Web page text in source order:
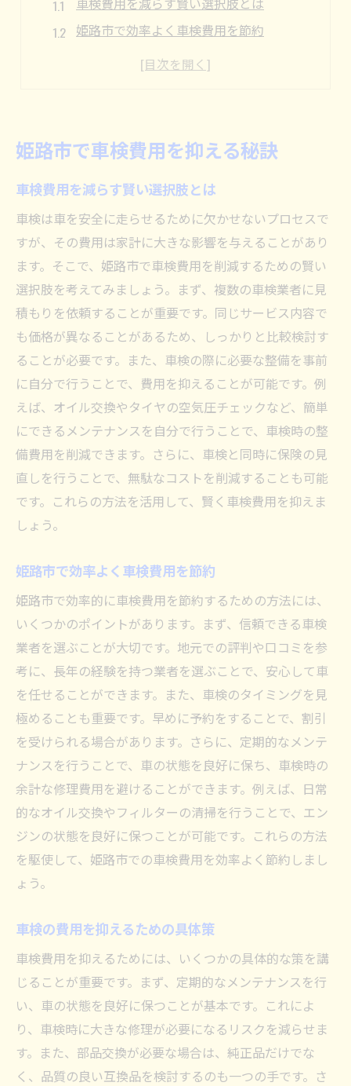
姫路市で効率よく車検費用を節約
車検の費用を抑えるための具体策
コストを抑える車検の頼り方
賢い選択で車検費用を節約する方法
費用対効果の高い車検の選び方
車検で節約するための賢明な選択
姫路市での車検費用を抑えるテクニック
車検費用を節約するための最適解
車検の際に選ぶべきサービスの比較
車検にかかる費用削減のコツを公開
車検費用を抑えて安心のカーライフを
安心と節約を両立する車検の選び方
車検費用を抑えつつ安心を確保する方法
姫路市で安心の車検を安く受けるには
車検費用削減で安心カーライフを実現
安全と経済性を両立する車検戦略
車検費用を抑えて安心を確保する秘訣
兵庫県姫路市での車検費用を徹底比較
姫路市の車検費用を比較するポイント
車検費用の比較で最適なプランを選ぶ
姫路市内での車検費用の徹底調査
車検費用の違いを知り賢く選ぶ方法
姫路市で車検費用を比較して節約する
コストを抑えるための車検比較術
車検費用削減のコツを姫路市で学ぶ
姫路市で学ぶ車検費用削減のテクニック
車検費用を削減するための姫路市での工夫
姫路市で実践する車検費用削減の方法
車検費用削減に役立つ姫路市の知識
姫路市でできる車検費用削減のステップ
姫路市でお得に車検を受ける秘訣
車検をお得に受けるための姫路市の情報
お得な車検を姫路市で見つける方法
姫路市で車検をお得に受けるポイント
車検をお得にするための姫路市の知恵
姫路市でお得な車検を探すコツ
姫路市で車検費用を抑える秘訣
車検費用を減らす賢い選択肢とは
車検は車を安全に走らせるために欠かせないプロセスで
すが、その費用は家計に大きな影響を与えることがあり
ます。そこで、姫路市で車検費用を削減するための賢い
選択肢を考えてみましょう。まず、複数の車検業者に見
積もりを依頼することが重要です。同じサービス内容で
も価格が異なることがあるため、しっかりと比較検討す
ることが必要です。また、車検の際に必要な整備を事前
に自分で行うことで、費用を抑えることが可能です。例
えば、オイル交換やタイヤの空気圧チェックなど、簡単
にできるメンテナンスを自分で行うことで、車検時の整
備費用を削減できます。さらに、車検と同時に保険の見
直しを行うことで、無駄なコストを削減することも可能
です。これらの方法を活用して、賢く車検費用を抑えま
しょう。
姫路市で効率よく車検費用を節約
姫路市で効率的に車検費用を節約するための方法には、
いくつかのポイントがあります。まず、信頼できる車検
業者を選ぶことが大切です。地元での評判や口コミを参
考に、長年の経験を持つ業者を選ぶことで、安心して車
を任せることができます。また、車検のタイミングを見
極めることも重要です。早めに予約をすることで、割引
を受けられる場合があります。さらに、定期的なメンテ
ナンスを行うことで、車の状態を良好に保ち、車検時の
余計な修理費用を避けることができます。例えば、日常
的なオイル交換やフィルターの清掃を行うことで、エン
ジンの状態を良好に保つことが可能です。これらの方法
を駆使して、姫路市での車検費用を効率よく節約しまし
ょう。
車検の費用を抑えるための具体策
車検費用を抑えるためには、いくつかの具体的な策を講
じることが重要です。まず、定期的なメンテナンスを行
い、車の状態を良好に保つことが基本です。これによ
り、車検時に大きな修理が必要になるリスクを減らせま
す。また、部品交換が必要な場合は、純正品だけでな
く、品質の良い互換品を検討するのも一つの手です。さ